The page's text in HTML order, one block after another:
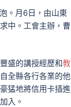
。月6日，由山東
中。工會主辦，曹
盛的講授經歷和教
全縣各行各業的他
猛地將信用卡插進
入。